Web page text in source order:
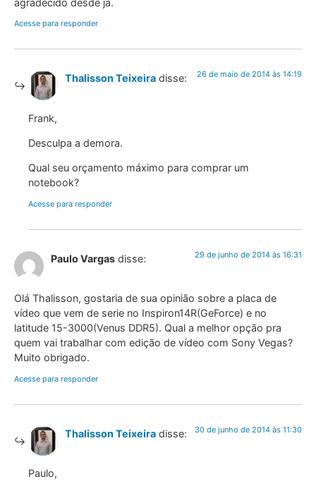
Acesse para responder
Thalisson Teixeira disse: 26 de maio de 2014 às 14:19
Frank,
Desculpa a demora.
Qual seu orçamento máximo para comprar um
notebook?
Acesse para responder
Paulo Vargas disse: 29 de junho de 2014 às 16:31
Olá Thalisson, gostaria de sua opinião sobre a placa de
vídeo que vem de serie no Inspiron14R(GeForce) e no
latitude 15-3000(Venus DDR5). Qual a melhor opção pra
quem vai trabalhar com edição de vídeo com Sony Vegas?
Muito obrigado.
Acesse para responder
Thalisson Teixeira disse: 30 de junho de 2014 às 11:30
Paulo,